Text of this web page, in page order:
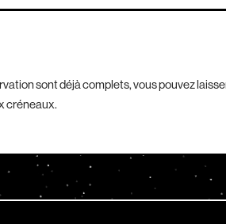
sont déjà complets, vous pouvez
créneaux.